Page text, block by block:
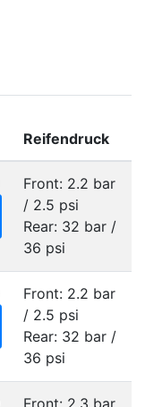
Reifendruck
Front: 2.2 bar
/ 2.5 psi
Rear: 32 bar /
36 psi
Front: 2.2 bar
/ 2.5 psi
Rear: 32 bar /
36 psi
Front: 2.3 bar